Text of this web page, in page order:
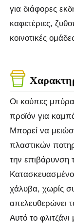
για διάφορες
καφετέριες,
κοινοτικές
Οι κούπες
προϊόν για
Μπορεί να
πλαστικών
την
χάλυβα, χωρίς
απελευθερώνει
Αυτό το